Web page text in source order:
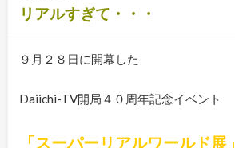
リアルすぎて・・・
９月２８日に開幕した
Daiichi-TV開局４０周年記念イベント
「スーパーリアルワールド展」